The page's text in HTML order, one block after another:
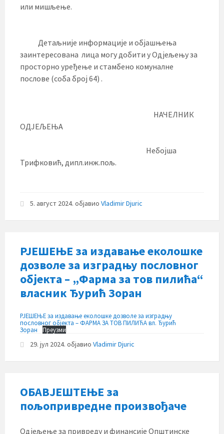
или мишљење.
Детаљније информације и објашњења
заинтересована лица могу добити у Одјељењу за
просторно уређење и стамбено комуналне
послове (соба број 64) .
НАЧЕЛНИК
ОДЈЕЉЕЊА
Небојша
Трифковић, дипл.инж.пољ.
5. август 2024. објавио Vladimir Djuric
РЈЕШЕЊЕ за издавање еколошке
дозволе за изградњу пословног
објекта – „Фарма за тов пилића“
власник Ђурић Зоран
РЈЕШЕЊЕ за издавање еколошке дозволе за изградњу
пословног објекта – ФАРМА ЗА ТОВ ПИЛИЋА вл. Ђурић
Зоран
Преузми
29. јул 2024. објавио Vladimir Djuric
ОБАВЈЕШТЕЊЕ за
пољопривредне произвођаче
Одјељење за привреду и финансије Општинске